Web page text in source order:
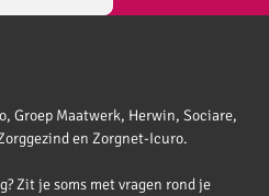
Groep Maatwerk, Herwin, Sociare,
en Zorgnet-Icuro.
Zit je soms met vragen rond je